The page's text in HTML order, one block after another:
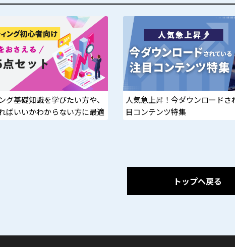
グ基礎知識を学びたい方や、
ばいいかわからない方に最適
人気急上昇！今ダウンロードさ
目コンテンツ特集
トップへ戻る